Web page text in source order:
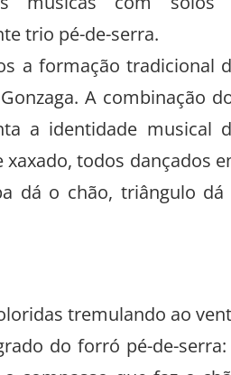
músicas com solos
trio pé-de-serra.
a formação tradicional
A combinação
a identidade musical
xaxado, todos dançados
dá o chão, triângulo dá
tremulando ao
do forró pé-de-serra: